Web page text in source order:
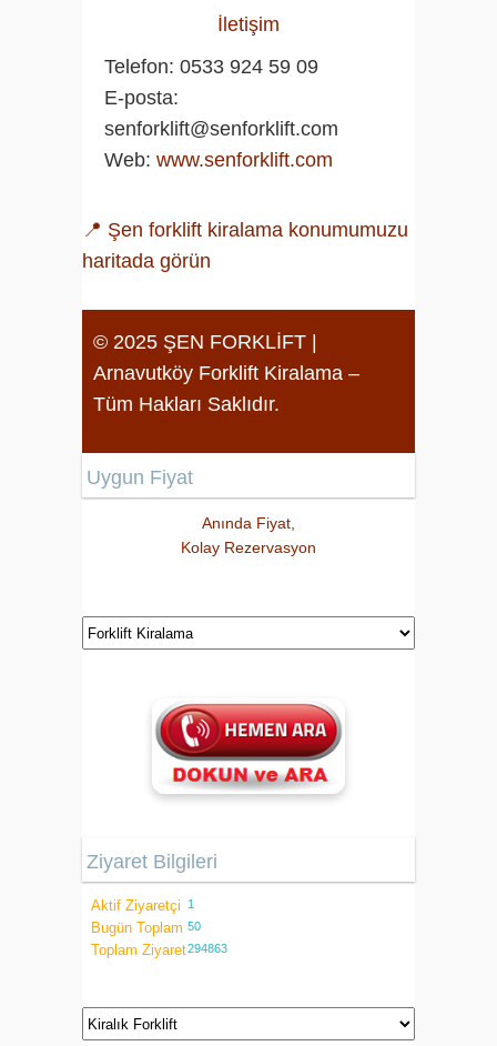
İletişim
Telefon: 0533 924 59 09
E-posta:
senforklift@senforklift.com
Web: www.senforklift.com
📍 Şen forklift kiralama konumumuzu
haritada görün
© 2025 ŞEN FORKLİFT |
Arnavutköy Forklift Kiralama –
Tüm Hakları Saklıdır.
Uygun Fiyat
Anında Fiyat,
Kolay Rezervasyon
Ziyaret Bilgileri
Aktif Ziyaretçi 1
Bugün Toplam 50
Toplam Ziyaret294863